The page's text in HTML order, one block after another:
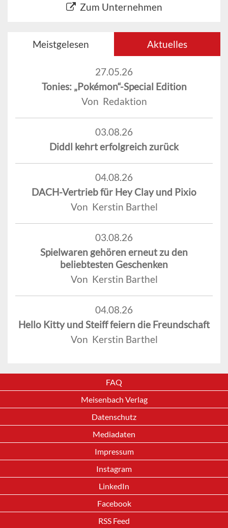
Zum Unternehmen
Meistgelesen Aktuelles
27.05.26
Tonies: „Pokémon“-Special Edition
Von Redaktion
03.08.26
Diddl kehrt erfolgreich zurück
04.08.26
DACH-Vertrieb für Hey Clay und Pixio
Von Kerstin Barthel
03.08.26
Spielwaren gehören erneut zu den
beliebtesten Geschenken
Von Kerstin Barthel
04.08.26
Hello Kitty und Steiff feiern die Freundschaft
Von Kerstin Barthel
FAQ
Meisenbach Verlag
Datenschutz
Mediadaten
Impressum
Instagram
LinkedIn
Facebook
RSS Feed